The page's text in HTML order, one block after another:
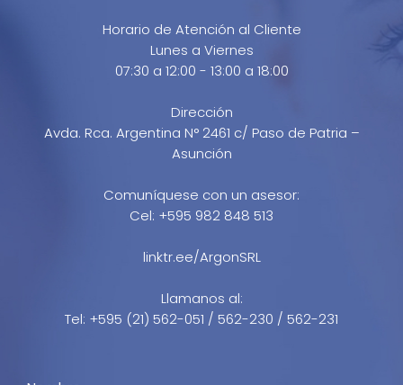
Horario de Atención al Cliente
Lunes a Viernes
07:30 a 12:00 - 13:00 a 18:00
Dirección
Avda. Rca. Argentina N° 2461 c/ Paso de Patria –
Asunción
Comuníquese con un asesor:
Cel: +595 982 848 513
linktr.ee/ArgonSRL
Llamanos al:
Tel: +595 (21) 562-051 / 562-230 / 562-231